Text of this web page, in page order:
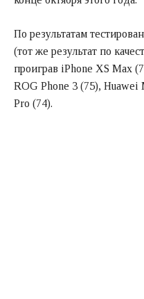
По результатам
(тот же результат по
проиграв iPhone XS Max
ROG Phone 3 (75),
Pro (74).